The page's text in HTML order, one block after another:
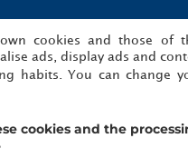
Meinungen
cookies and those of
ads, display ads and
habits. You can change
cookies and the